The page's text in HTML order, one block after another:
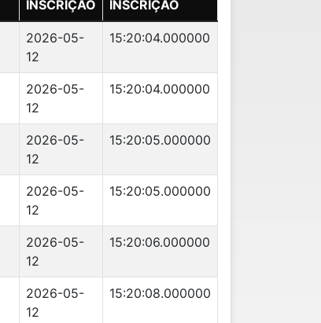
INSCRIÇÃO
INSCRIÇÃO
2026-05-
12
15:20:04.000000
2026-05-
12
15:20:04.000000
2026-05-
12
15:20:05.000000
2026-05-
12
15:20:05.000000
2026-05-
12
15:20:06.000000
2026-05-
12
15:20:08.000000